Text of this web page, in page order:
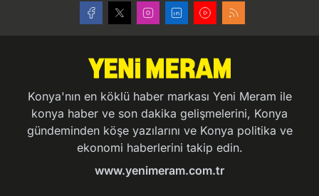
Konya'nın en köklü haber markası Yeni Meram ile
konya haber ve son dakika gelişmelerini, Konya
gündeminden köşe yazılarını ve Konya politika ve
ekonomi haberlerini takip edin.
www.yenimeram.com.tr